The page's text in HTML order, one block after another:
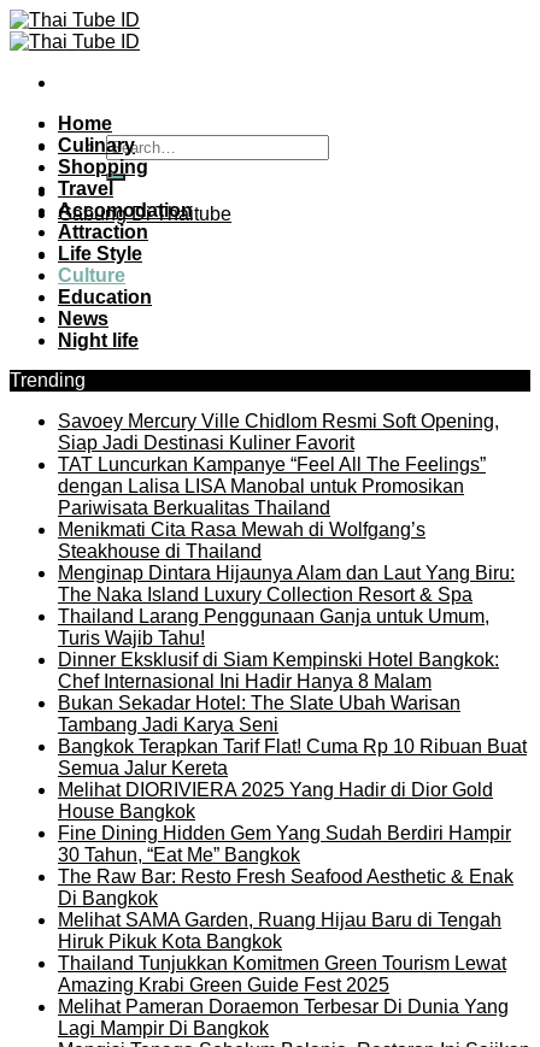
Skip
to
Gabung Di Thaitube
Home
Culinary
Shopping
Travel
Accomodation
Attraction
Life Style
Culture
Education
News
Night life
Trending
Savoey Mercury Ville Chidlom Resmi Soft Opening,
Siap Jadi Destinasi Kuliner Favorit
TAT Luncurkan Kampanye “Feel All The Feelings”
dengan Lalisa LISA Manobal untuk Promosikan
Pariwisata Berkualitas Thailand
Menikmati Cita Rasa Mewah di Wolfgang’s
Steakhouse di Thailand
Menginap Dintara Hijaunya Alam dan Laut Yang Biru:
The Naka Island Luxury Collection Resort & Spa
Thailand Larang Penggunaan Ganja untuk Umum,
Turis Wajib Tahu!
Dinner Eksklusif di Siam Kempinski Hotel Bangkok:
Chef Internasional Ini Hadir Hanya 8 Malam
Bukan Sekadar Hotel: The Slate Ubah Warisan
Tambang Jadi Karya Seni
Bangkok Terapkan Tarif Flat! Cuma Rp 10 Ribuan Buat
Semua Jalur Kereta
Melihat DIORIVIERA 2025 Yang Hadir di Dior Gold
House Bangkok
Fine Dining Hidden Gem Yang Sudah Berdiri Hampir
30 Tahun, “Eat Me” Bangkok
The Raw Bar: Resto Fresh Seafood Aesthetic & Enak
Di Bangkok
Melihat SAMA Garden, Ruang Hijau Baru di Tengah
Hiruk Pikuk Kota Bangkok
Thailand Tunjukkan Komitmen Green Tourism Lewat
Amazing Krabi Green Guide Fest 2025
Melihat Pameran Doraemon Terbesar Di Dunia Yang
Lagi Mampir Di Bangkok